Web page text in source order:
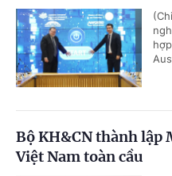
Bộ KH&CN thành lập
Việt Nam toàn cầu